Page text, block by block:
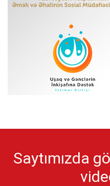
Saytımızda